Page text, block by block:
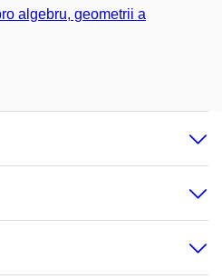
algebru, geometrii a